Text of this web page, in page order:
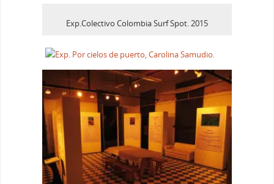
Exp.Colectivo Colombia Surf Spot. 2015